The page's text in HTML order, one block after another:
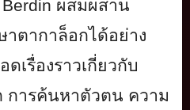
ผสมผสาน
าตากาล็อกได้อย่าง
เรื่องราวเกี่ยวกับ
การค้นหาตัวตน ความ